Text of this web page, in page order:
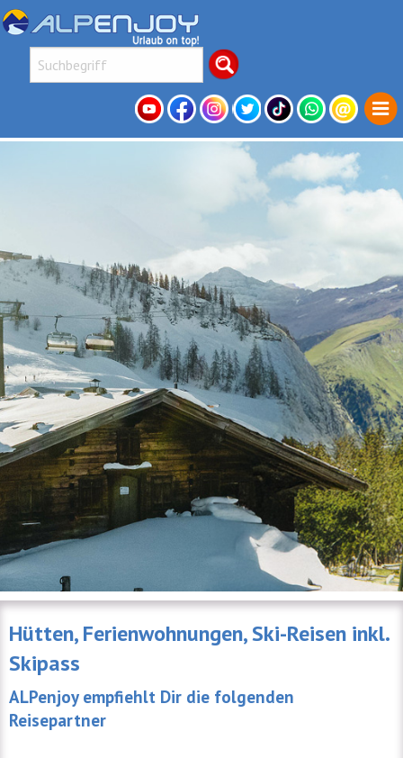
Hütten, Ferienwohnungen, Ski-Reisen inkl.
Skipass
ALPenjoy empfiehlt Dir die folgenden
Reisepartner